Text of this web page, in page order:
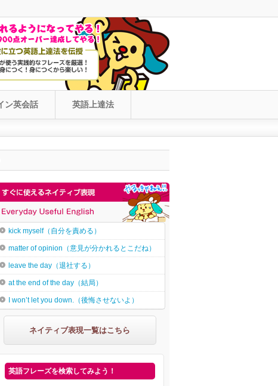
ン英会話 英語上達法
kick myself（自分を責める）
matter of opinion（意見が分かれるとこだね）
leave the day（退社する）
at the end of the day（結局）
I won’t let you down.（後悔させないよ）
ネイティブ表現一覧はこちら
英語フレーズを検索してみよう！